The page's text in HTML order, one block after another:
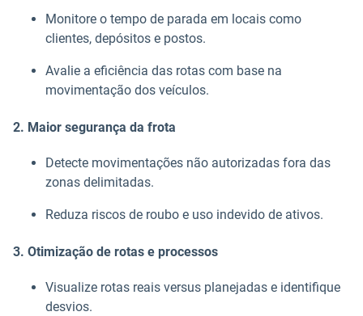
Monitore o tempo de parada em locais como
clientes, depósitos e postos.
Avalie a eficiência das rotas com base na
movimentação dos veículos.
2. Maior segurança da frota
Detecte movimentações não autorizadas fora das
zonas delimitadas.
Reduza riscos de roubo e uso indevido de ativos.
3. Otimização de rotas e processos
Visualize rotas reais versus planejadas e identifique
desvios.